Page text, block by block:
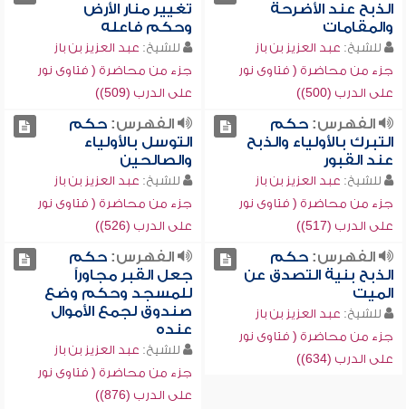
الذبح عند الأضرحة
والمقامات
للشيخ: عبد العزيز بن باز
جزء من محاضرة ( فتاوى نور
على الدرب (500))
تغيير منار الأرض
وحكم فاعله
للشيخ: عبد العزيز بن باز
جزء من محاضرة ( فتاوى نور
على الدرب (509))
الفهرس:حكم
التبرك بالأولياء والذبح
عند القبور
للشيخ: عبد العزيز بن باز
جزء من محاضرة ( فتاوى نور
على الدرب (517))
الفهرس:حكم
التوسل بالأولياء
والصالحين
للشيخ: عبد العزيز بن باز
جزء من محاضرة ( فتاوى نور
على الدرب (526))
الفهرس:حكم
الذبح بنية التصدق عن
الميت
للشيخ: عبد العزيز بن باز
جزء من محاضرة ( فتاوى نور
على الدرب (634))
الفهرس:حكم
جعل القبر مجاوراً
للمسجد وحكم وضع
صندوق لجمع الأموال
عنده
للشيخ: عبد العزيز بن باز
جزء من محاضرة ( فتاوى نور
على الدرب (876))